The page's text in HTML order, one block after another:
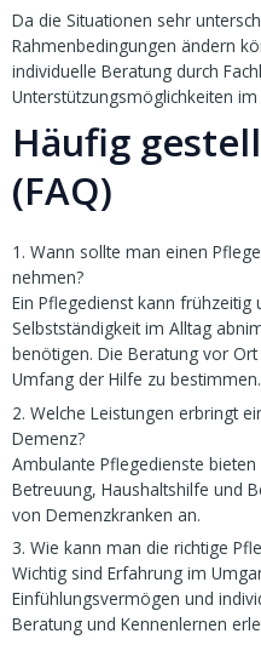
Da die Situationen sehr
Rahmenbedingungen ändern
individuelle Beratung durch
Unterstützungsmöglichkeiten
Häufig
(FAQ)
1. Wann sollte man einen
nehmen?
Ein Pflegedienst kann frühzeitig
Selbstständigkeit im Alltag
benötigen. Die Beratung vor
Umfang der Hilfe zu bestimmen.
2. Welche Leistungen erbringt
Demenz?
Ambulante Pflegedienste
Betreuung, Haushaltshilfe und
von Demenzkranken an.
3. Wie kann man die richtige
Wichtig sind Erfahrung im
Einfühlungsvermögen und
Beratung und Kennenlernen